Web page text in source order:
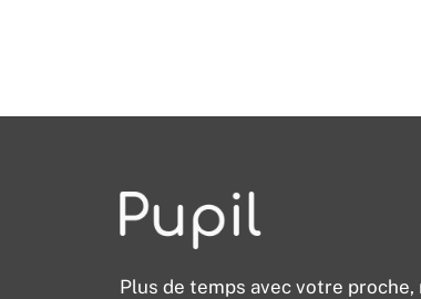
Plus de temps avec votre